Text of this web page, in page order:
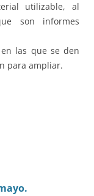
utilizable, al
son informes
las que se den
para ampliar.